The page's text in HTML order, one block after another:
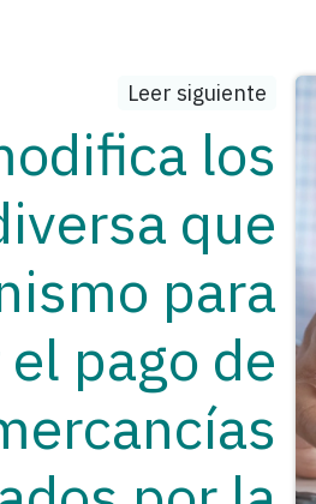
Leer siguiente
los
que
para
pago de